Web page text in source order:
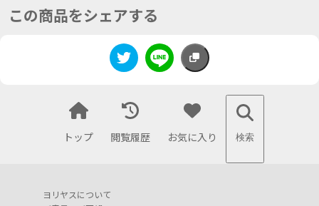
この商品をシェアする
トップ 閲覧履歴 お気に入り 検索
ヨリヤスについて